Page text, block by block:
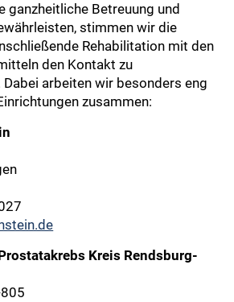
ganzheitliche Betreuung und
stimmen wir die
Rehabilitation mit den
den Kontakt zu
arbeiten wir besonders eng
zusammen:
Kreis Rendsburg-